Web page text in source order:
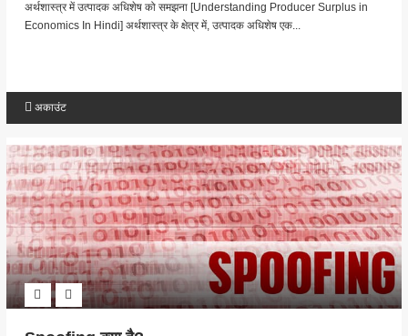
अर्थशास्त्र में उत्पादक अधिशेष को समझना [Understanding Producer Surplus in
Economics In Hindi] अर्थशास्त्र के क्षेत्र में, उत्पादक अधिशेष एक...
अकाउंट